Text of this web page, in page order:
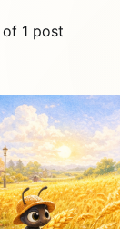
1 post